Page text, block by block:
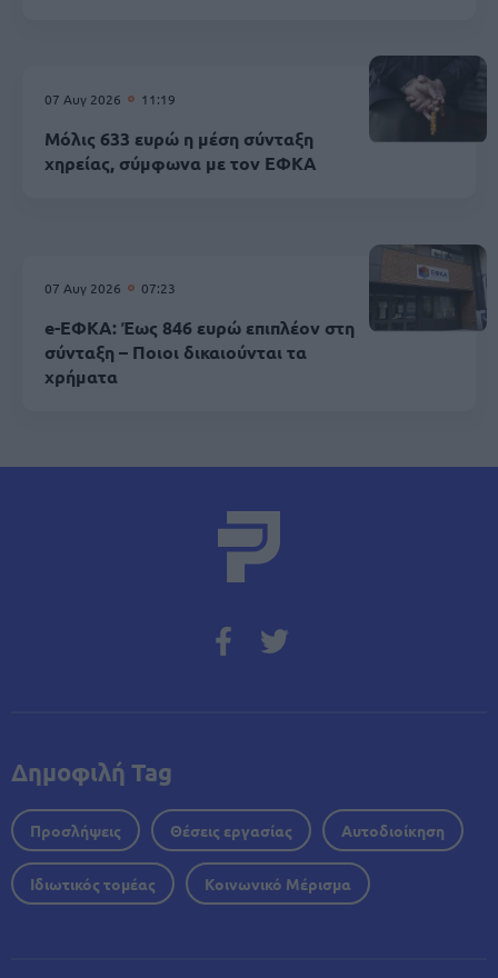
07 Αυγ 2026 11:19
Μόλις 633 ευρώ η μέση σύνταξη
χηρείας, σύμφωνα με τον ΕΦΚΑ
07 Αυγ 2026 07:23
e-ΕΦΚΑ: Έως 846 ευρώ επιπλέον στη
σύνταξη – Ποιοι δικαιούνται τα
χρήματα
Δημοφιλή Tag
Προσλήψεις Θέσεις εργασίας Αυτοδιοίκηση
Ιδιωτικός τομέας Κοινωνικό Μέρισμα